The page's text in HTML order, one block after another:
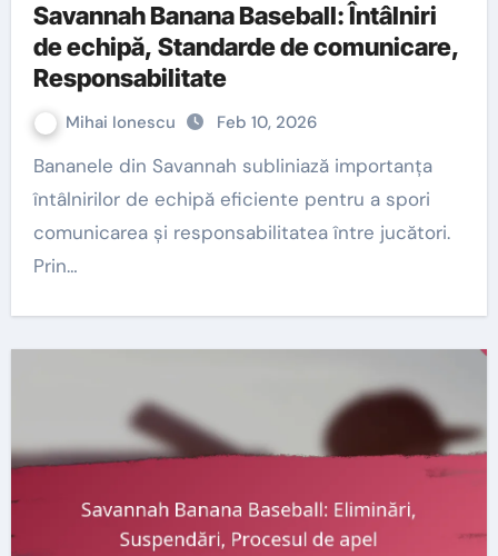
Savannah Banana Baseball: Întâlniri
de echipă, Standarde de comunicare,
Responsabilitate
Mihai Ionescu Feb 10, 2026
Bananele din Savannah subliniază importanța
întâlnirilor de echipă eficiente pentru a spori
comunicarea și responsabilitatea între jucători.
Prin…